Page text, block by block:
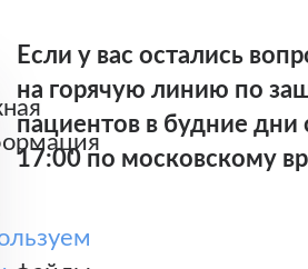
ОТКАЗ ВРАЧА ДАТЬ
СТАЦИОНАР, КОТОРЫЙ НЕ
ЯВЛЯЕТСЯ НАРУШЕНИЕМ
Если у вас остались
на горячую линию по
пациентов в будние дни
17:00 по московскому